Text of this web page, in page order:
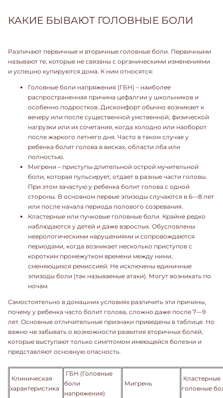
КАКИЕ БЫВАЮТ ГОЛОВНЫЕ БОЛИ
Различают первичные и вторичные головные боли. Первичными
называют те, которые не связаны с органическими изменениями
и успешно купируются дома. К ним относятся:
Головные боли напряжения (ГБН) – наиболее
распространенная причина цефалгии у школьников и
особенно подростков. Дискомфорт обычно возникает к
вечеру или после существенной умственной, физической
нагрузки или их сочетания, когда холодно или наоборот
после жаркого летнего дня. Часто в таком случае у
ребенка болит голова в висках, области лба или
полностью.
Мигрени – приступы длительной острой мучительной
боли, которая пульсирует, отдает в разные части головы.
При этом зачастую у ребенка болит голова с одной
стороны. В основном первые эпизоды случаются в 6—8 лет
или после начала периода полового созревания.
Кластерные или пучковые головные боли. Крайне редко
наблюдаются у детей и даже взрослых. Обусловлены
неврологическими нарушениями и сопровождаются
периодами, когда возникает несколько приступов с
коротким промежутком времени между ними,
сменяющихся ремиссией. Не исключены единичные
эпизоды боли (так называемые атаки). Могут возникать по
ночам.
Самостоятельно в домашних условиях различить эти причины,
почему у ребенка часто болит голова, сложно даже после 7—9
лет. Основные отличительные признаки приведены в таблице. Но
важно не забывать о возможности развития вторичных болей,
которые выступают только симптомом имеющейся болезни и
представляют основную опасность.
Клиническая
характеристика
ГБН (Головные
боли
напряжения)
Мигрень
Кластерные
головные